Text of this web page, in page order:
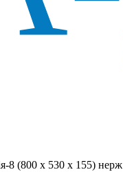
8 (800 х 530 х 155) нерж